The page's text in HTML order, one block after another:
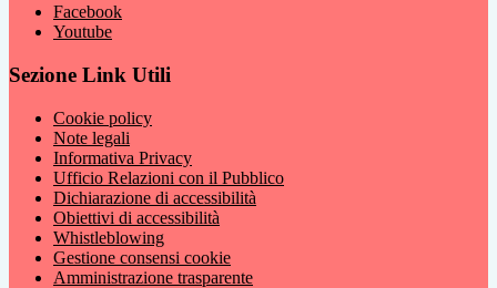
Facebook
Youtube
Sezione Link Utili
Cookie policy
Note legali
Informativa Privacy
Ufficio Relazioni con il Pubblico
Dichiarazione di accessibilità
Obiettivi di accessibilità
Whistleblowing
Gestione consensi cookie
Amministrazione trasparente